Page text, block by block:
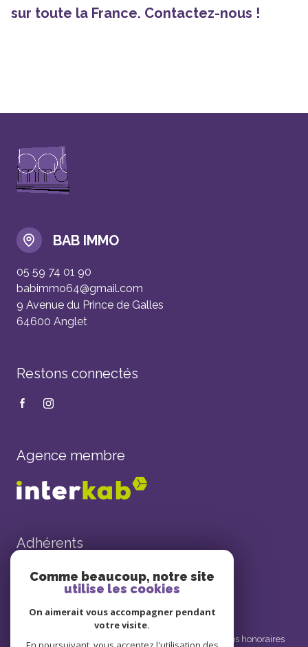
sur toute la France. Contactez-nous !
BAB IMMO
05 59 74 01 90
babimmo64@gmail.com
9 Avenue du Prince de Galles
64600 Anglet
Restons connectés
Agence membre
Adhérents
Mentions légales Admin Nos honoraires
Comme beaucoup, notre site
utilise les cookies
On aimerait vous accompagner pendant
votre visite.